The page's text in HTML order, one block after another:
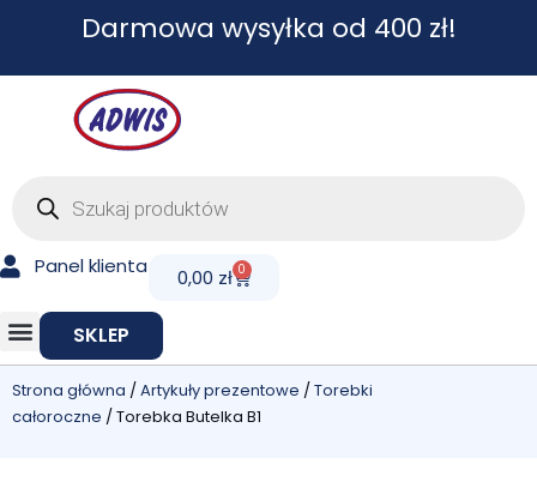
Darmowa wysyłka od 400 zł!
Panel klienta 0,00 zł 0
Cart
SKLEP
Strona główna /Artykuły prezentowe /Torebki
całoroczne / Torebka Butelka B1